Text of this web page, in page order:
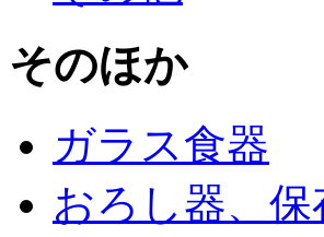
そのほか
ガラス食器
おろし器、